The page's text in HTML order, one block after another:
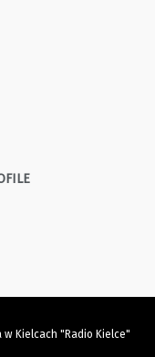
w Kielcach "Radio Kielce"